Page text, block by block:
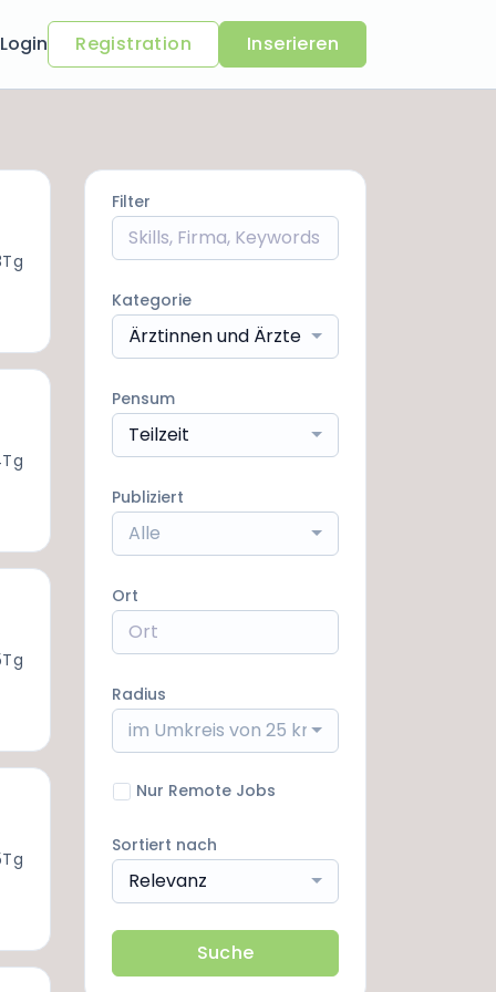
Login Registration Inserieren
Filter
Kategorie
Ärztinnen und Ärzte
Pensum
Teilzeit
Publiziert
Alle
Ort
Radius
im Umkreis von 25 km
Nur Remote Jobs
Sortiert nach
Relevanz
Suche